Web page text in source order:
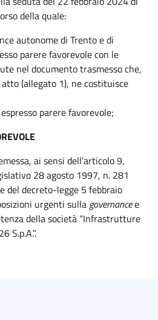
della quale:
autonome di Trento e di
parere favorevole con le
nel documento trasmesso che,
(allegato 1), ne costituisce
espresso parere favorevole;
ai sensi dell’articolo 9,
28 agosto 1997, n. 281
del decreto-legge 5 febbraio
urgenti sullagovernancee
della società “Infrastrutture
S.p.A.”.